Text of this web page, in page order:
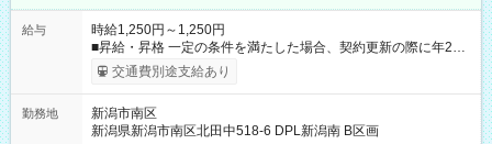
給与
時給1,250円～1,250円
■昇給・昇格 一定の条件を満たした場合、契約更新の際に年2回
まで昇給の機会があります。 ■正社員登用制度あり ※月末締/翌
月25日支払い ※時間外手当、別途支給 ※深夜割増賃金 (22:00～
☆Amazon直雇用で安定して働けます！ 【試用期間】試用期間
あり 試用期間の長さ：1週間 雇用形態、給与は本採用時と同じ
交通費別途支給あり
勤務地
新潟市南区
新潟県新潟市南区北田中518-6 DPL新潟南 B区画